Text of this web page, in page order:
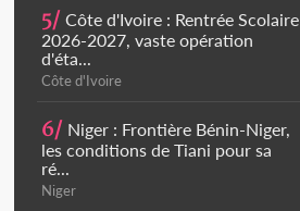
5/ Côte d'Ivoire : Rentrée Scolaire
2026-2027, vaste opération
d'éta...
Côte d'Ivoire
6/ Niger : Frontière Bénin-Niger,
les conditions de Tiani pour sa
ré...
Niger